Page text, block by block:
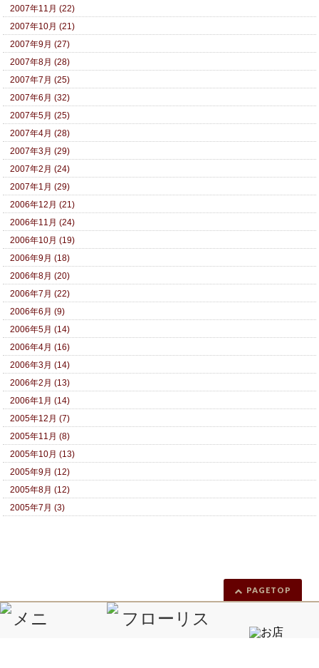
2007年11月 (22)
2007年10月 (21)
2007年9月 (27)
2007年8月 (28)
2007年7月 (25)
2007年6月 (32)
2007年5月 (25)
2007年4月 (28)
2007年3月 (29)
2007年2月 (24)
2007年1月 (29)
2006年12月 (21)
2006年11月 (24)
2006年10月 (19)
2006年9月 (18)
2006年8月 (20)
2006年7月 (22)
2006年6月 (9)
2006年5月 (14)
2006年4月 (16)
2006年3月 (14)
2006年2月 (13)
2006年1月 (14)
2005年12月 (7)
2005年11月 (8)
2005年10月 (13)
2005年9月 (12)
2005年8月 (12)
2005年7月 (3)
PAGETOP
Copyright © きれい！が大好き 花屋'S ダイアリー